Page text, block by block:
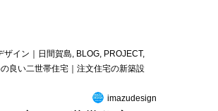
ザイン｜日間賀島 BLOG, PROJECT,
良い二世帯住宅｜注文住宅の新築設
imazudesign